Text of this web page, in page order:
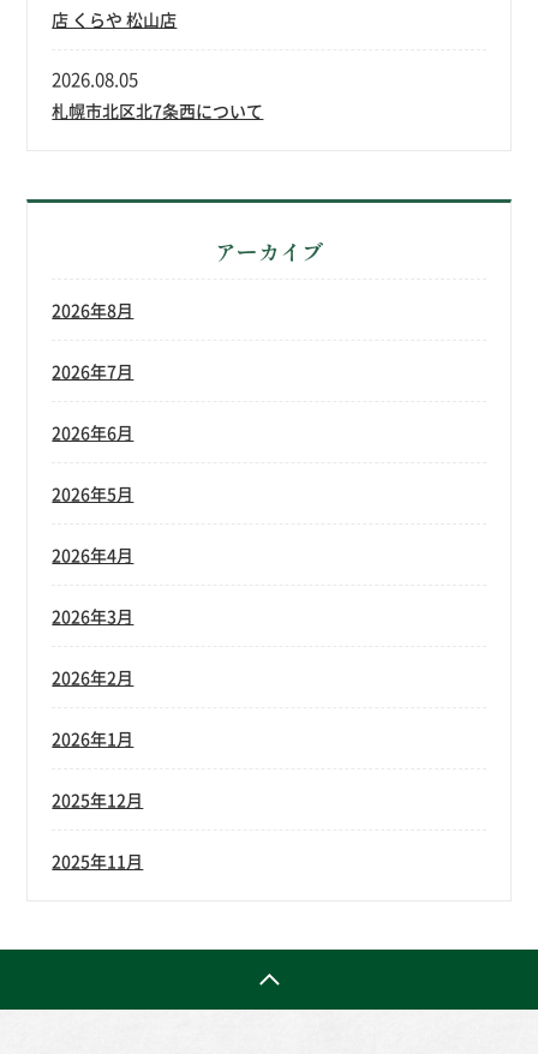
店 くらや 松山店
札幌市北区北7条西について
2026.08.05
アーカイブ
2026年8月
2026年7月
2026年6月
2026年5月
2026年4月
2026年3月
2026年2月
2026年1月
2025年12月
2025年11月